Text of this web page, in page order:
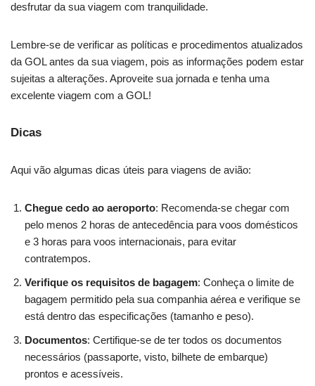
desfrutar da sua viagem com tranquilidade.
Lembre-se de verificar as políticas e procedimentos atualizados
da GOL antes da sua viagem, pois as informações podem estar
sujeitas a alterações. Aproveite sua jornada e tenha uma
excelente viagem com a GOL!
Dicas
Aqui vão algumas dicas úteis para viagens de avião:
Chegue cedo ao aeroporto: Recomenda-se chegar com
pelo menos 2 horas de antecedência para voos domésticos
e 3 horas para voos internacionais, para evitar
contratempos.
Verifique os requisitos de bagagem: Conheça o limite de
bagagem permitido pela sua companhia aérea e verifique se
está dentro das especificações (tamanho e peso).
Documentos: Certifique-se de ter todos os documentos
necessários (passaporte, visto, bilhete de embarque)
prontos e acessíveis.